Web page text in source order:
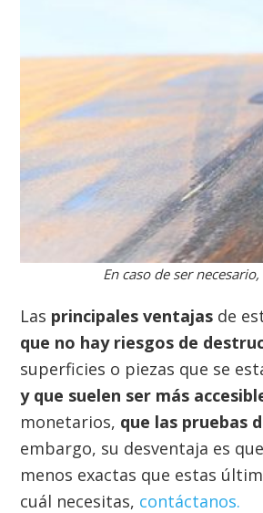
En caso de ser
Las principales ventajas de
que no hay riesgos de
superficies o piezas que se
y que suelen ser más
monetarios, que las pruebas
embargo, su desventaja es
menos exactas que estas
cuál necesitas, contáctanos.